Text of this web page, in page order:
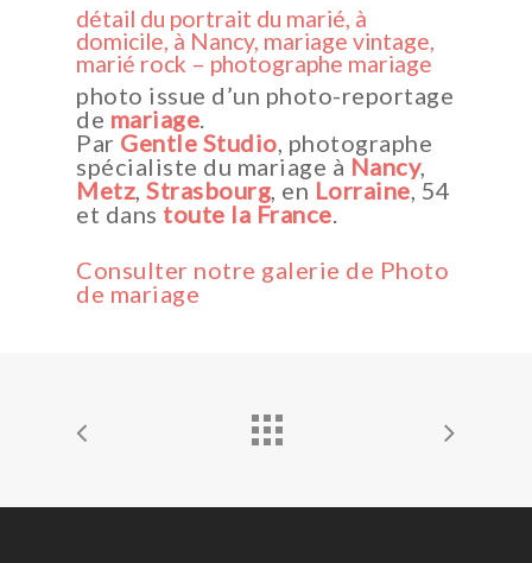
détail du portrait du marié, à
domicile, à Nancy, mariage vintage,
marié rock – photographe mariage
photo issue d’un photo-reportage
de mariage.
Par Gentle Studio, photographe
spécialiste du mariage à Nancy,
Metz, Strasbourg, en Lorraine, 54
et dans toute la France.
Consulter notre galerie de Photo
de mariage